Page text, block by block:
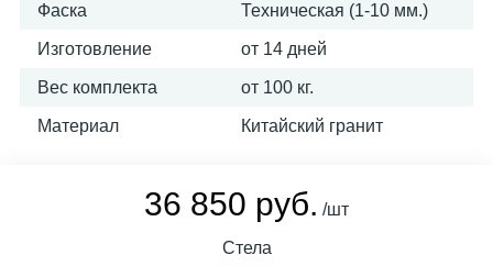
Фаска Техническая (1-10 мм.)
Изготовление от 14 дней
Вес комплекта от 100 кг.
Материал Китайский гранит
36 850 руб. /шт
Стела